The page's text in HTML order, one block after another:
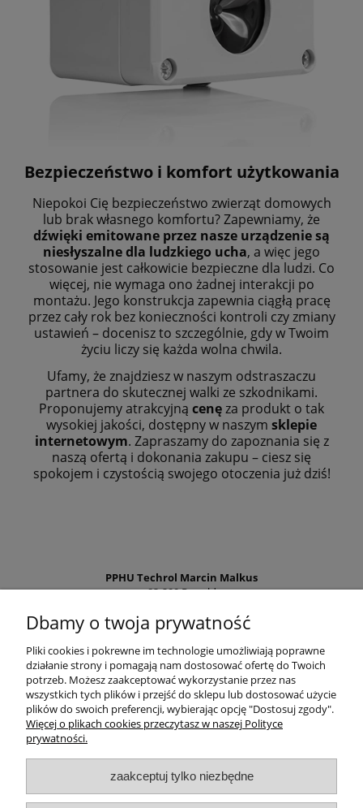
Bezpieczeństwo i komfort użytkowania
Niepokoi Cię bezpieczeństwo zwierząt domowych
lub brak własnego komfortu? Zapewniamy, że
dźwięki emitowane przez nasze urządzenie są
niesłyszalne dla ludzkiego ucha, a więc jego
stosowanie jest całkowicie bezpieczne dla ludzi. Co
więcej, nie wymaga ono żadnej interakcji po
montażu. Jego konstrukcja zapewnia ciągłą pracę
przez cały rok bez konieczności kontroli czy zmiany
ustawień – docenisz to szczególnie, gdy w Twoim
życiu liczy się każda wolna chwila.
Ufamy, że znajdziesz w naszym odstraszaczu
partnera do skutecznej walki ze szkodnikami.
Proponujemy atrakcyjną cenęza produkt o tak
wysokiej jakości, dostępny w naszym sklepie
internetowym. Zapraszamy do zapoznania się z
naszą ofertą i dokonania zakupu – ciesz się
spokojem i czystością swojego otoczenia już dziś!
PPHU Techrol Marcin Malkus
83-200 Rywałd
NIP PL5921615578
Regon 192648960
Tel:881 252 525
info@zielonalapka.pl
Regulaminy
Dbamy o twoja prywatność
Pliki cookies i pokrewne im technologie umożliwiają poprawne
działanie strony i pomagają nam dostosować ofertę do Twoich
potrzeb. Możesz zaakceptować wykorzystanie przez nas
wszystkich tych plików i przejść do sklepu lub dostosować użycie
plików do swoich preferencji, wybierając opcję "Dostosuj zgody".
Więcej o plikach cookies przeczytasz w naszej Polityce
prywatności.
zaakceptuj tylko niezbędne